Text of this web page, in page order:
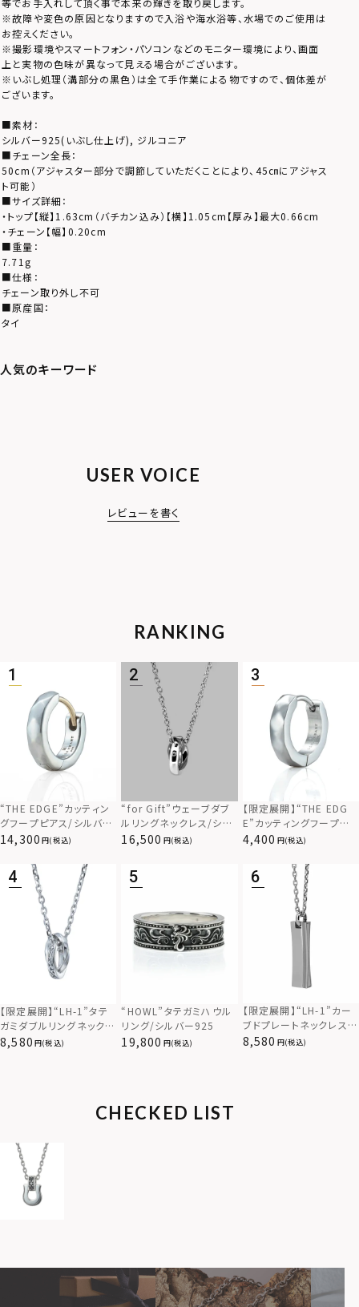
※故障や変色の原因となりますので入浴や海水浴等、水場でのご使用は
お控えください。
※撮影環境やスマートフォン・パソコンなどのモニター環境により、画面
上と実物の色味が異なって見える場合がございます。
※いぶし処理（溝部分の黒色）は全て手作業による物ですので、個体差が
ございます。
■素材：
シルバー925(いぶし仕上げ), ジルコニア
■チェーン全長：
50cm（アジャスター部分で調節していただくことにより、45㎝にアジャス
ト可能）
■サイズ詳細：
・トップ【縦】1.63cm（バチカン込み）【横】1.05cm【厚み】最大0.66cm
・チェーン【幅】0.20cm
■重量：
7.71g
■仕様：
チェーン取り外し不可
■原産国：
タイ
USER VOICE
レビューを書く
RANKING
“THE EDGE”カッティン
グフープピアス/シルバー
925
14,300 (税込)
“for Gift”ウェーブダブ
ルリングネックレス/シル
バー×ブラック/シルバー
16,500 (税込)
【限定展開】“THE EDG
E”カッティングフープピ
アス/サージカルステンレ
4,400 (税込)
【限定展開】“LH-1”タテ
ガミダブルリングネックレ
ス（ツイスト/シルバー）/
8,580 (税込)
“HOWL”タテガミハウル
リング/シルバー925
19,800 (税込)
【限定展開】“LH-1”カー
ブドプレートネックレス/
サージカルステンレス（金
8,580 (税込)
CHECKED LIST